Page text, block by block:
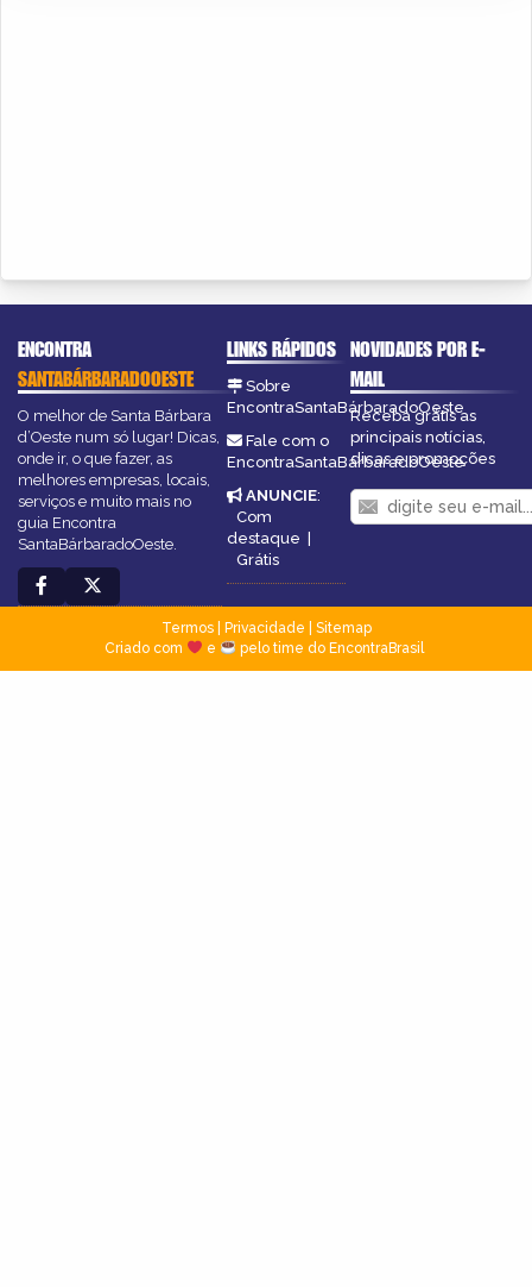
ENCONTRA
SANTABÁRBARADOOESTE
O melhor de Santa Bárbara
d’Oeste num só lugar! Dicas,
onde ir, o que fazer, as
melhores empresas, locais,
serviços e muito mais no
guia Encontra
SantaBárbaradoOeste.
LINKS RÁPIDOS
Sobre
EncontraSantaBárbaradoOeste
Fale com o
EncontraSantaBárbaradoOeste
ANUNCIE:
Com
destaque |
Grátis
NOVIDADES POR E-
MAIL
Receba grátis as
principais notícias,
dicas e promoções
Termos| Privacidade
Sitemap
Criado com
e pelo time do EncontraBrasil